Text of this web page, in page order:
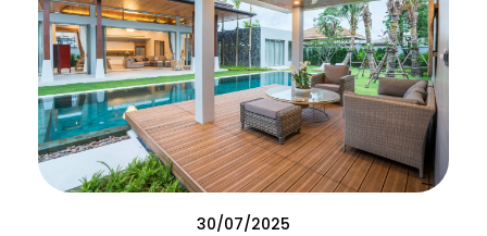
30/07/2025